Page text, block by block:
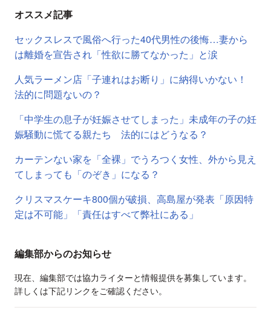
オススメ記事
セックスレスで風俗へ行った40代男性の後悔…妻から
は離婚を宣告され「性欲に勝てなかった」と涙
人気ラーメン店「子連れはお断り」に納得いかない！
法的に問題ないの？
「中学生の息子が妊娠させてしまった」未成年の子の妊
娠騒動に慌てる親たち 法的にはどうなる？
カーテンない家を「全裸」でうろつく女性、外から見え
てしまっても「のぞき」になる？
クリスマスケーキ800個が破損、高島屋が発表「原因特
定は不可能」「責任はすべて弊社にある」
編集部からのお知らせ
現在、編集部では協力ライターと情報提供を募集しています。
詳しくは下記リンクをご確認ください。